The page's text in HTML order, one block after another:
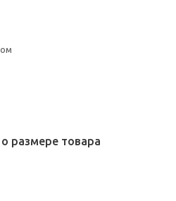
размере товара